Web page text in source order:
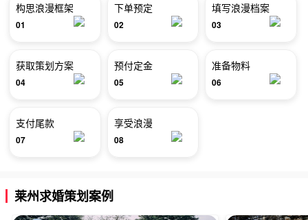
构思浪漫框架
01
下单预定
02
填写浪漫档案
03
获取策划方案
04
预付定金
05
准备物料
06
支付尾款
07
享受浪漫
08
莱州求婚策划案例